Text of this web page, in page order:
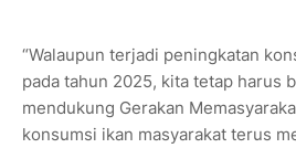
“Walaupun terjadi peningkatan
pada tahun 2025, kita tetap harus
mendukung Gerakan
konsumsi ikan masyarakat terus